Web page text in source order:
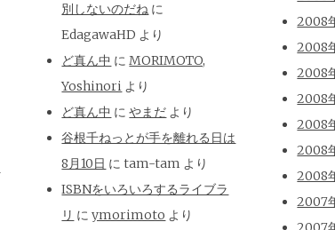
別しないのだね に
EdagawaHD より
ど真ん中 にMORIMOTO,
Yoshinori より
ど真ん中 にやまだ より
谷根千ねっとが手を離れる日は
8月10日 にtam-tam より
ISBNをいろいろするライブラ
リ にymorimoto より
2008
2008
2008
2008
2008
2008
2008
2007